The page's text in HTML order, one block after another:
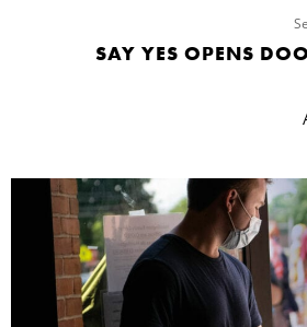
SAY YES OPENS